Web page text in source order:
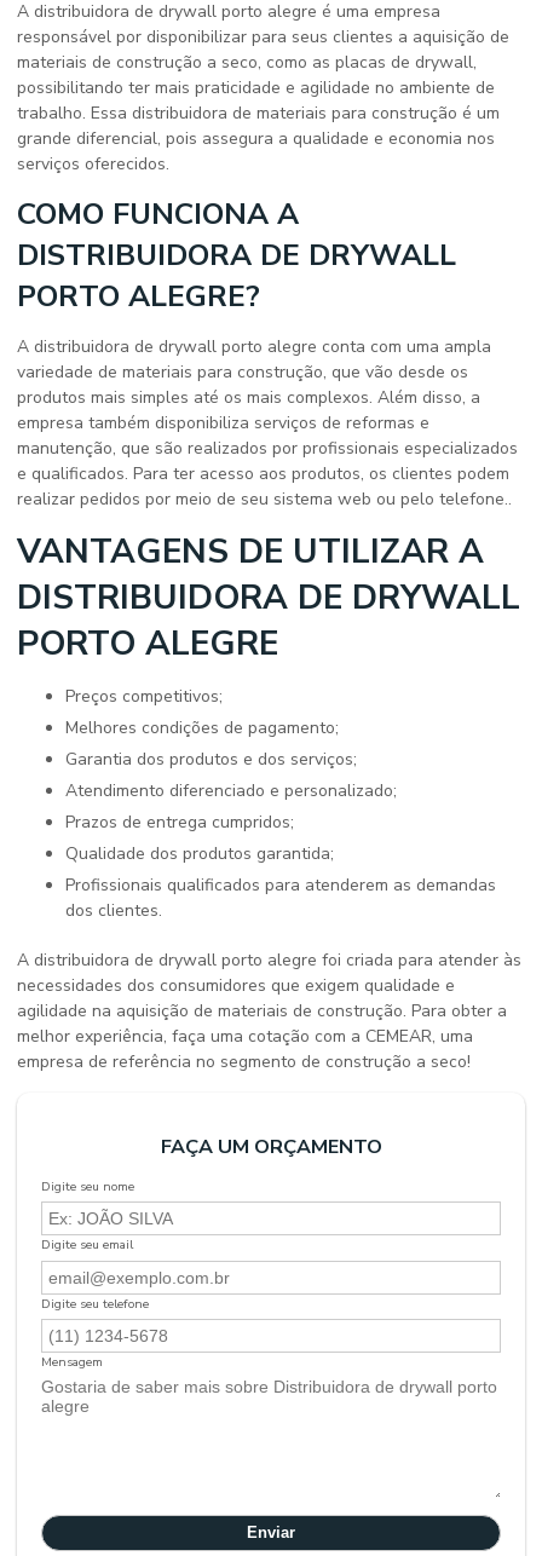
A distribuidora de drywall porto alegre é uma empresa
responsável por disponibilizar para seus clientes a aquisição de
materiais de construção a seco, como as placas de drywall,
possibilitando ter mais praticidade e agilidade no ambiente de
trabalho. Essa distribuidora de materiais para construção é um
grande diferencial, pois assegura a qualidade e economia nos
serviços oferecidos.
COMO FUNCIONA A
DISTRIBUIDORA DE DRYWALL
PORTO ALEGRE?
A distribuidora de drywall porto alegre conta com uma ampla
variedade de materiais para construção, que vão desde os
produtos mais simples até os mais complexos. Além disso, a
empresa também disponibiliza serviços de reformas e
manutenção, que são realizados por profissionais especializados
e qualificados. Para ter acesso aos produtos, os clientes podem
realizar pedidos por meio de seu sistema web ou pelo telefone..
VANTAGENS DE UTILIZAR A
DISTRIBUIDORA DE DRYWALL
PORTO ALEGRE
Preços competitivos;
Melhores condições de pagamento;
Garantia dos produtos e dos serviços;
Atendimento diferenciado e personalizado;
Prazos de entrega cumpridos;
Qualidade dos produtos garantida;
Profissionais qualificados para atenderem as demandas
dos clientes.
A distribuidora de drywall porto alegre foi criada para atender às
necessidades dos consumidores que exigem qualidade e
agilidade na aquisição de materiais de construção. Para obter a
melhor experiência, faça uma cotação com a CEMEAR, uma
empresa de referência no segmento de construção a seco!
FAÇA UM ORÇAMENTO
Digite seu nome
Digite seu email
Digite seu telefone
Mensagem